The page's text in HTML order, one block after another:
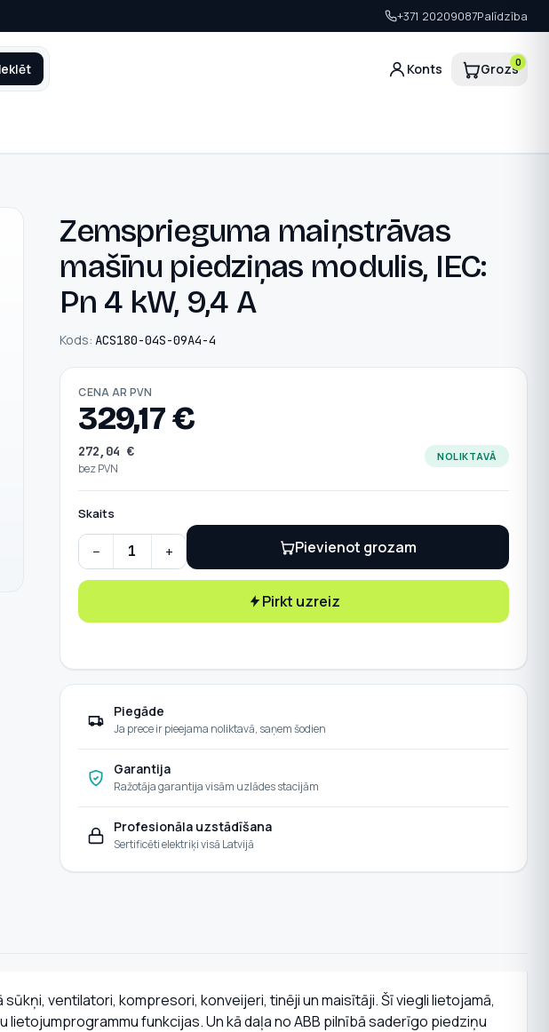
+371 20209087Palīdzība
Konts Grozs0
Zemsprieguma maiņstrāvas
mašīnu piedziņas modulis, IEC:
Pn 4 kW, 9,4 A
Kods:ACS180-04S-09A4-4
CENA AR PVN
329,17€
NOLIKTAVĀ
272,04 €
bez PVN
Skaits
Zemsprieguma maiņstrāvas mašīnu piedziņas modulis, IEC: Pn 4 kW, 9,4
− + Pievienot grozam
Pirkt uzreiz
Piegāde
Ja prece ir pieejama noliktavā, saņem šodien
Garantija
Ražotāja garantija visām uzlādes stacijām
Profesionāla uzstādīšana
Sertificēti elektriķi visā Latvijā
ventilatori, kompresori, konveijeri, tinēji un maisītāji. Šī viegli lietojamā,
funkcijas. Un kā daļa no ABB pilnībā saderīgo piedziņu